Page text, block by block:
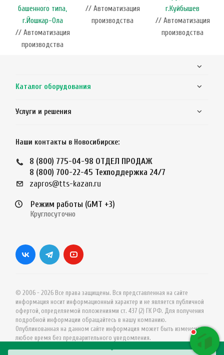
башенного типа,
г.Йошкар-Ола
// Автоматизация
производства
// Автоматизация
производства
г.Куйбышев
// Автоматизация
производства
Каталог оборудования
Услуги и решения
Наши контакты в Новосибирске:
8 (800) 775-04-98 ОТДЕЛ ПРОДАЖ
8 (800) 700-22-45 Техподдержка 24/7
zapros@tts-kazan.ru
Режим работы (GMT +3)
Круглосуточно
© 2006 - 2026 Все права защищены. Вся представленная на сайте
информация носит информационный характер и не является публичной
офертой, определяемой положениями ст. 437 (2) ГК РФ. Для получения
подробной информации обращайтесь в нашу компанию.
Опубликованная на данном сайте информация может быть изменена в
любое время без предварительного уведомления.